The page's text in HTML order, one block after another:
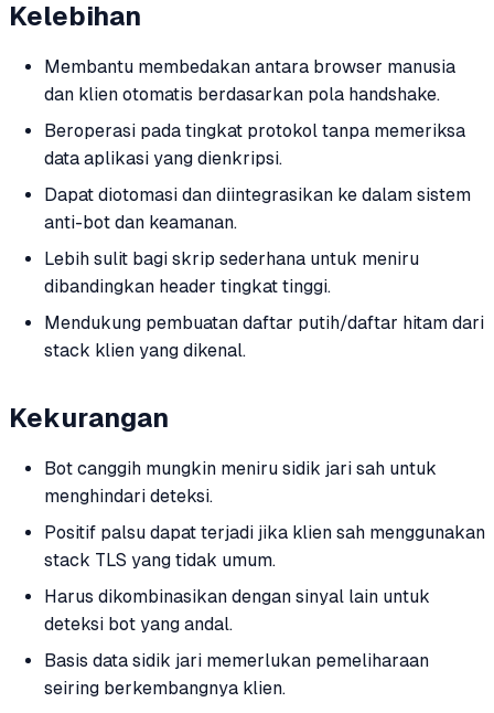
Kelebihan
Membantu membedakan antara browser manusia
dan klien otomatis berdasarkan pola handshake.
Beroperasi pada tingkat protokol tanpa memeriksa
data aplikasi yang dienkripsi.
Dapat diotomasi dan diintegrasikan ke dalam sistem
anti-bot dan keamanan.
Lebih sulit bagi skrip sederhana untuk meniru
dibandingkan header tingkat tinggi.
Mendukung pembuatan daftar putih/daftar hitam dari
stack klien yang dikenal.
Kekurangan
Bot canggih mungkin meniru sidik jari sah untuk
menghindari deteksi.
Positif palsu dapat terjadi jika klien sah menggunakan
stack TLS yang tidak umum.
Harus dikombinasikan dengan sinyal lain untuk
deteksi bot yang andal.
Basis data sidik jari memerlukan pemeliharaan
seiring berkembangnya klien.